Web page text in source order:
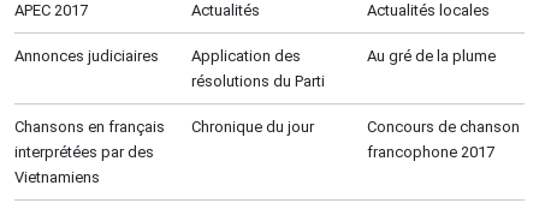
APEC 2017 Actualités Actualités locales
Annonces judiciaires
Application des
résolutions du Parti
Au gré de la plume
Chansons en français
interprétées par des
Vietnamiens
Chronique du jour
Concours de chanson
francophone 2017